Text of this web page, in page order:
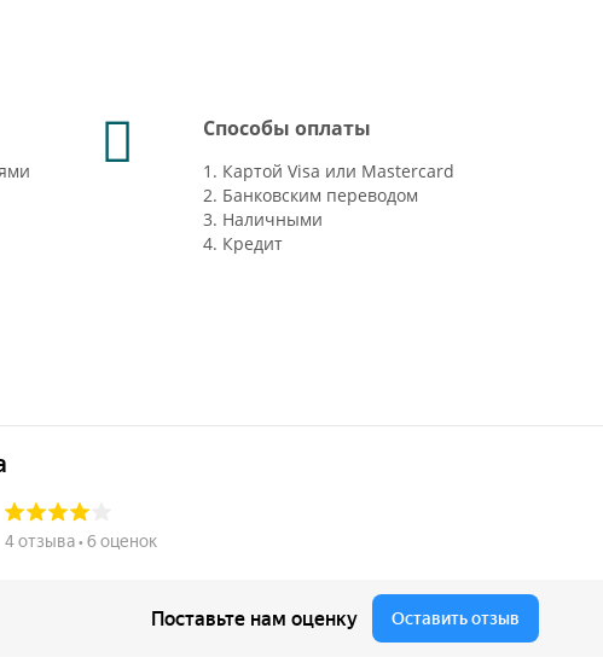
Способы оплаты
1. Картой Visa или Mastercard
2. Банковским переводом
3. Наличными
4. Кредит